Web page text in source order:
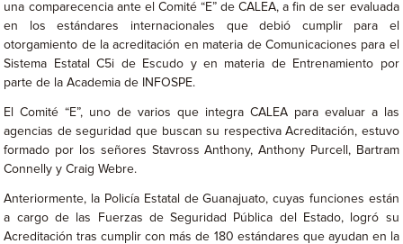
una comparecencia ante el Comité “E” de CALEA, a fin de ser evaluada
en los estándares internacionales que debió cumplir para el
otorgamiento de la acreditación en materia de Comunicaciones para el
Sistema Estatal C5i de Escudo y en materia de Entrenamiento por
parte de la Academia de INFOSPE.
El Comité “E”, uno de varios que integra CALEA para evaluar a las
agencias de seguridad que buscan su respectiva Acreditación, estuvo
formado por los señores Stavross Anthony, Anthony Purcell, Bartram
Connelly y Craig Webre.
Anteriormente, la Policía Estatal de Guanajuato, cuyas funciones están
a cargo de las Fuerzas de Seguridad Pública del Estado, logró su
Acreditación tras cumplir con más de 180 estándares que ayudan en la